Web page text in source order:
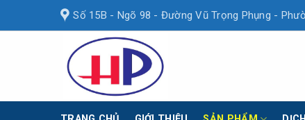
Số 15B - Ngõ 98 - Đường Vũ Trọng Phụng -